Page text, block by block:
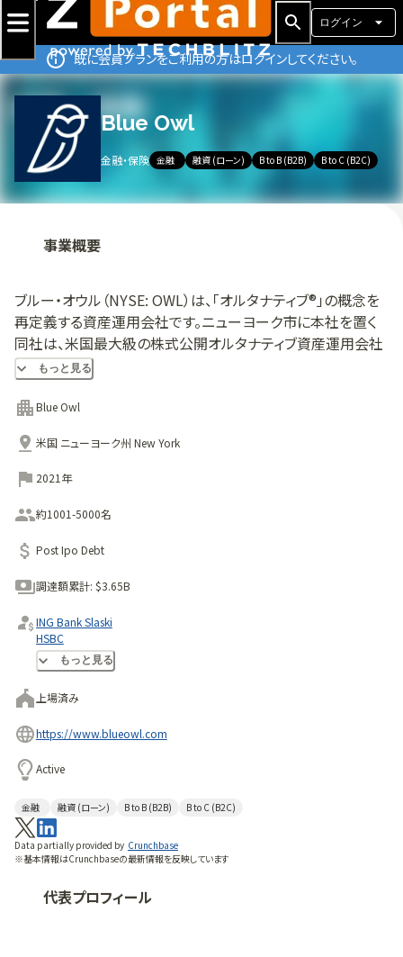
ログイン
既に会員プランをご利用の方はログインしてください。
Blue Owl
金融・保険 金融 融資 (ローン) B to B (B2B) B to C (B2C)
事業概要
ブルー・オウル（NYSE: OWL）は、「オルタナティブ®」の概念を
再定義する資産運用会社です。ニューヨーク市に本社を置く
同社は、米国最大級の株式公開オルタナティブ資産運用会社
の一つです。 強固な恒久資本基盤を基盤として、ブルー・オウ
ルは企業の長期的な成長を促進するためのプライベート・キ
ャピタル・ソリューションを提供するとともに、機関投資家、個
人投資家、保険会社に対し、高いパフォーマンス、リスク調整後
リターン、および元本保全を目指す差別化されたオルタナティ
ブ投資機会を提供しています。
同社は3つの前身企業から成り立っています。2016年にダグ・
オストロバー、マーク・リップシュルツ、クレイグ・パッカーによ
って設立されたオウル・ロック・キャピタルは、主にプライベー
ト・エクイティの支援を受ける中堅・大企業向けの主要な直接
融資業者としての地位を確立しました。 一方、マイケル・リー
イアル・キャピタル・パートナーズは、プライベート・エクイティ・
ファームへの少数株式投資（GPステーク）という手法の先駆者
となりました。これら2つの事業は合併し、2021年5月に上場
を果たしてブルー・オウル・キャピタルが誕生しました。 その後
数ヶ月で、同社は2009年に設立されたネットリース専門のオ
ーク・ストリート・リアル・エステート・キャピタルを買収し、第3
の事業柱を確立しました。
ブルー・オウル・キャピタルの最大の投資プラットフォームであ
の資金調達パートナーとして機能している。ダイレクト・レンデ
ィングは、主にプライベート・エクイティ（PE）出資の有無を問
わず、アッパー・ミドルマーケット企業を対象としたシニア・セ
るPEスポンサーと連携し、数百件の取引を成立させてきた。 2
もっと見る
Blue Owl
米国 ニューヨーク州 New York
2021年
約1001-5000名
Post Ipo Debt
調達額累計: $3.65B
ING Bank Slaski
HSBC
SMBCもっと見る
上場済み
https://www.blueowl.com
Active
金融 融資 (ローン) B to B (B2B) B to C (B2C)
Data partially provided by Crunchbase
※基本情報はCrunchbaseの最新情報を反映しています
代表プロフィール